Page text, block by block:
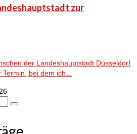
zur
der Landeshauptstadt Düsseldorf
bei dem ich...